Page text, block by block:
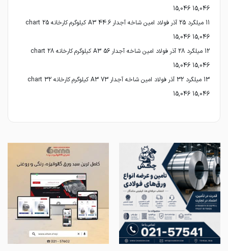
11 میلگرد 25 آذر فولاد امین شاخه آجدار A3 44.6 کیلوگرم کارخانه 25 chart
12 میلگرد 28 آذر فولاد امین شاخه آجدار A3 56 کیلوگرم کارخانه 28 chart
13 میلگرد 32 آذر فولاد امین شاخه آجدار A3 73 کیلوگرم کارخانه 32 chart
15,046 15,046